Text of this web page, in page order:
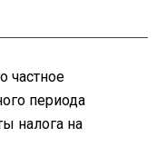
частное
периода
налога на